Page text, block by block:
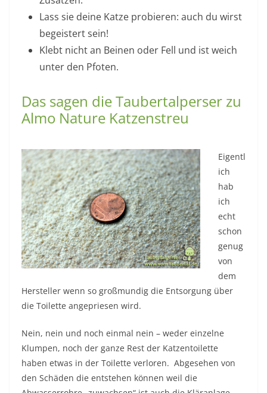
Lass sie deine Katze probieren: auch du wirst
begeistert sein!
Klebt nicht an Beinen oder Fell und ist weich
unter den Pfoten.
Das sagen die Taubertalperser zu
Almo Nature Katzenstreu
Eigentl
ich
hab
ich
echt
schon
genug
von
dem
Hersteller wenn so großmundig die Entsorgung über
die Toilette angepriesen wird.
Nein, nein und noch einmal nein – weder einzelne
Klumpen, noch der ganze Rest der Katzentoilette
haben etwas in der Toilette verloren. Abgesehen von
den Schäden die entstehen können weil die